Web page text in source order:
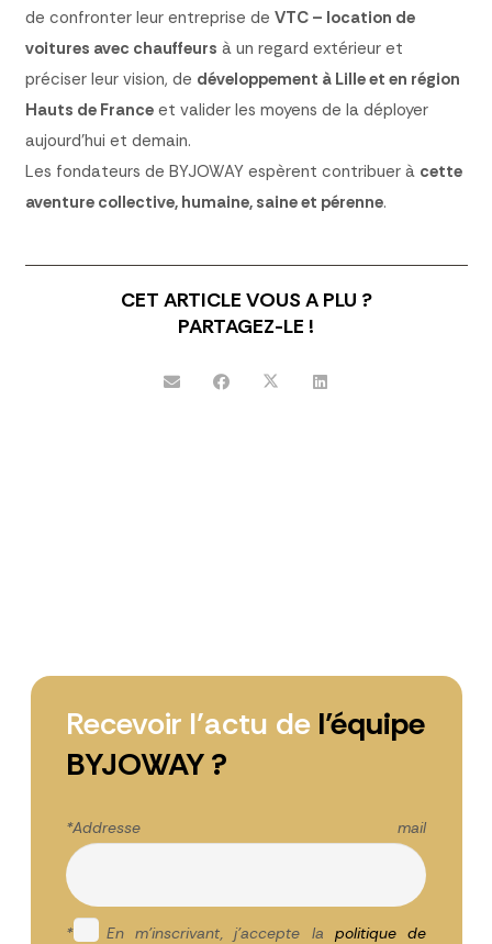
de confronter leur entreprise de VTC – location de
voitures avec chauffeurs à un regard extérieur et
préciser leur vision, de développement à Lille et en région
Hauts de Franceet valider les moyens de la déployer
aujourd’hui et demain.
Les fondateurs de BYJOWAY espèrent contribuer à cette
aventure collective, humaine, saine et pérenne.
CET ARTICLE VOUS A PLU ?
PARTAGEZ-LE !
Recevoir l’actu de l’équipe
BYJOWAY ?
*Addresse mail
* En m'inscrivant, j'accepte la politique de